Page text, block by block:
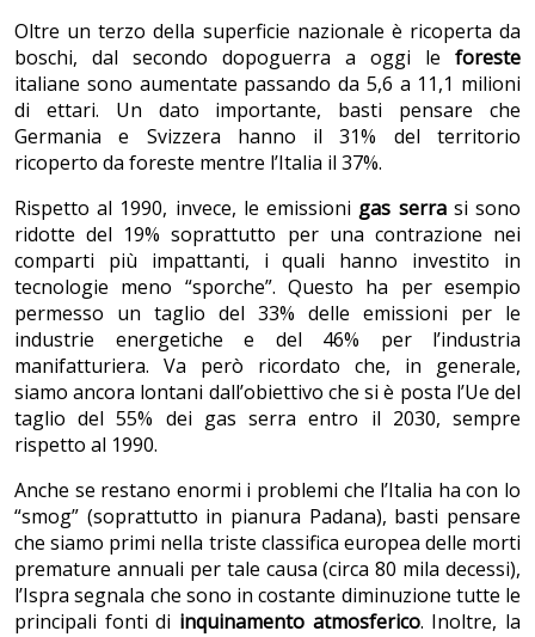
Oltre un terzo della superficie nazionale è ricoperta da
boschi, dal secondo dopoguerra a oggi le foreste
italiane sono aumentate passando da 5,6 a 11,1 milioni
di ettari. Un dato importante, basti pensare che
Germania e Svizzera hanno il 31% del territorio
ricoperto da foreste mentre l’Italia il 37%.
Rispetto al 1990, invece, le emissioni gas serrasi sono
ridotte del 19% soprattutto per una contrazione nei
comparti più impattanti, i quali hanno investito in
tecnologie meno “sporche”. Questo ha per esempio
permesso un taglio del 33% delle emissioni per le
industrie energetiche e del 46% per l’industria
manifatturiera. Va però ricordato che, in generale,
siamo ancora lontani dall’obiettivo che si è posta l’Ue del
taglio del 55% dei gas serra entro il 2030, sempre
rispetto al 1990.
Anche se restano enormi i problemi che l’Italia ha con lo
“smog” (soprattutto in pianura Padana), basti pensare
che siamo primi nella triste classifica europea delle morti
premature annuali per tale causa (circa 80 mila decessi),
l’Ispra segnala che sono in costante diminuzione tutte le
principali fonti di inquinamento atmosferico. Inoltre, la